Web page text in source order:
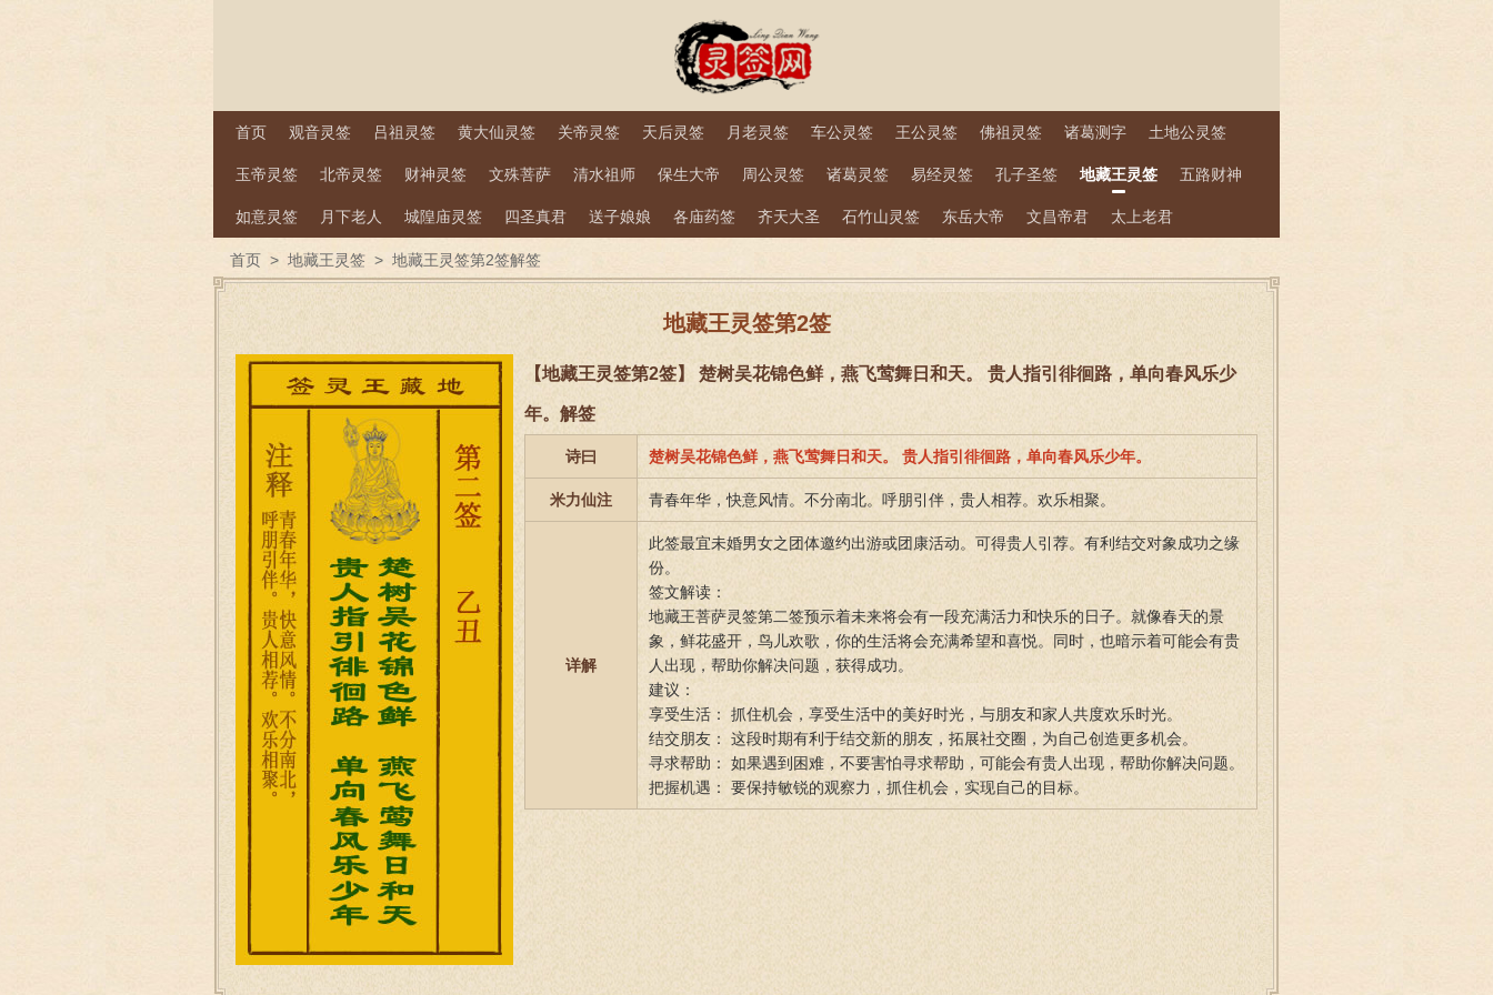
首页 观音灵签 吕祖灵签 黄大仙灵签 关帝灵签 天后灵签 月老灵签 车公灵签 王公灵签 佛祖灵签 诸葛测字 土地公灵签
玉帝灵签 北帝灵签 财神灵签 文殊菩萨 清水祖师 保生大帝 周公灵签 诸葛灵签 易经灵签 孔子圣签 地藏王灵签 五路财神
如意灵签 月下老人 城隍庙灵签 四圣真君 送子娘娘 各庙药签 齐天大圣 石竹山灵签 东岳大帝 文昌帝君 太上老君
首页 > 地藏王灵签 > 地藏王灵签第2签解签
地藏王灵签第2签
【地藏王灵签第2签】 楚树吴花锦色鲜，燕飞莺舞日和天。 贵人指引徘徊路，单向春风乐少
年。解签
诗曰 楚树吴花锦色鲜，燕飞莺舞日和天。 贵人指引徘徊路，单向春风乐少年。
米力仙注 青春年华，快意风情。不分南北。呼朋引伴，贵人相荐。欢乐相聚。
详解
此签最宜未婚男女之团体邀约出游或团康活动。可得贵人引荐。有利结交对象成功之缘
份。
签文解读：
地藏王菩萨灵签第二签预示着未来将会有一段充满活力和快乐的日子。就像春天的景
象，鲜花盛开，鸟儿欢歌，你的生活将会充满希望和喜悦。同时，也暗示着可能会有贵
人出现，帮助你解决问题，获得成功。
建议：
享受生活： 抓住机会，享受生活中的美好时光，与朋友和家人共度欢乐时光。
结交朋友： 这段时期有利于结交新的朋友，拓展社交圈，为自己创造更多机会。
寻求帮助： 如果遇到困难，不要害怕寻求帮助，可能会有贵人出现，帮助你解决问题。
把握机遇： 要保持敏锐的观察力，抓住机会，实现自己的目标。